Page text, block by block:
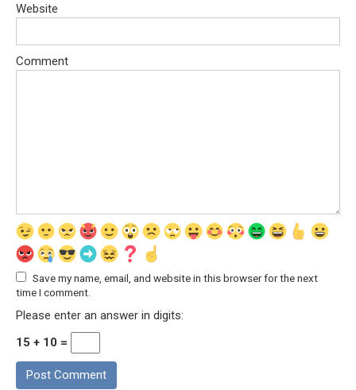
Website
Comment
Save my name, email, and website in this browser for the next
time I comment.
Please enter an answer in digits:
15 + 10 =